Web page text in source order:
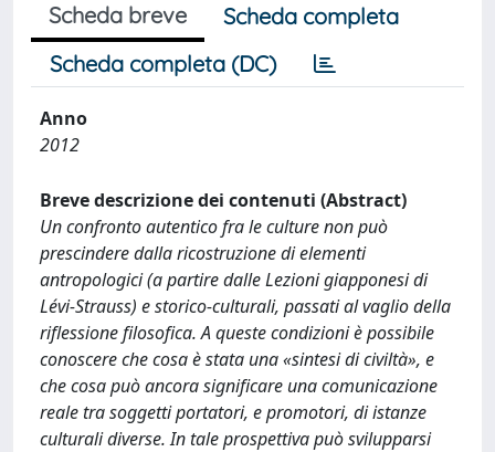
Scheda breve
Scheda completa
Scheda completa (DC)
Anno
2012
Breve descrizione dei contenuti (Abstract)
Un confronto autentico fra le culture non può
prescindere dalla ricostruzione di elementi
antropologici (a partire dalle Lezioni giapponesi di
Lévi-Strauss) e storico-culturali, passati al vaglio della
riflessione filosofica. A queste condizioni è possibile
conoscere che cosa è stata una «sintesi di civiltà», e
che cosa può ancora significare una comunicazione
reale tra soggetti portatori, e promotori, di istanze
culturali diverse. In tale prospettiva può svilupparsi